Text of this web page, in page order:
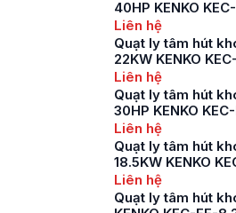
40HP KENKO
Liên hệ
Quạt ly tâm hút
22KW KENKO
Liên hệ
Quạt ly tâm hút
30HP KENKO
Liên hệ
Quạt ly tâm hút
18.5KW KENKO
Liên hệ
Quạt ly tâm hút